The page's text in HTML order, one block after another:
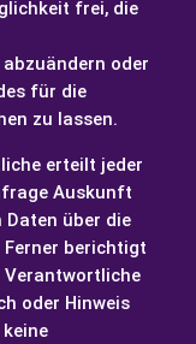
frei, die
oder
für die
zu lassen.
erteilt jeder
Auskunft
Daten über die
berichtigt
oder Hinweis